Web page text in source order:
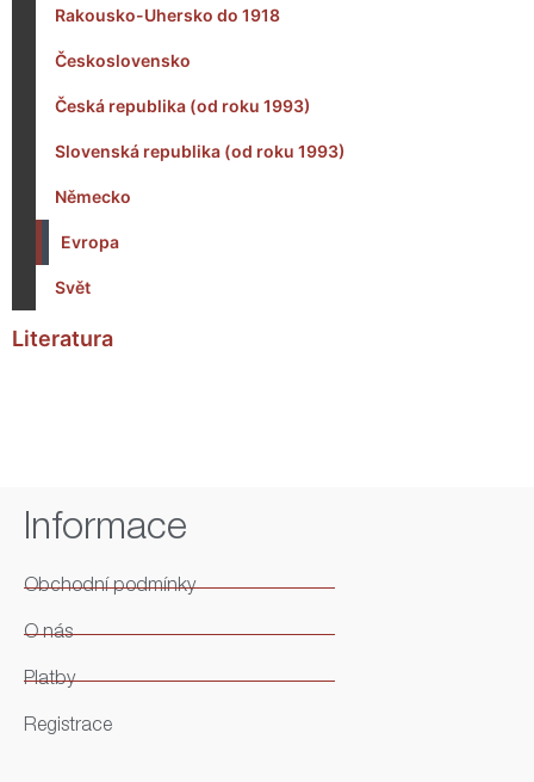
Rakousko-Uhersko do 1918
Československo
Česká republika (od roku 1993)
Slovenská republika (od roku 1993)
Německo
Evropa
Svět
Literatura
Informace
Obchodní podmínky
O nás
Platby
Registrace